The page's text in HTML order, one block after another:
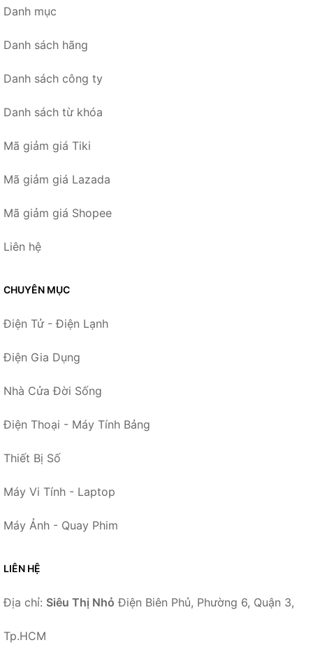
Danh mục
Danh sách hãng
Danh sách công ty
Danh sách từ khóa
Mã giảm giá Tiki
Mã giảm giá Lazada
Mã giảm giá Shopee
Liên hệ
CHUYÊN MỤC
Điện Tử - Điện Lạnh
Điện Gia Dụng
Nhà Cửa Đời Sống
Điện Thoại - Máy Tính Bảng
Thiết Bị Số
Máy Vi Tính - Laptop
Máy Ảnh - Quay Phim
LIÊN HỆ
Địa chỉ: Siêu Thị Nhỏ Điện Biên Phủ, Phường 6, Quận 3,
Tp.HCM